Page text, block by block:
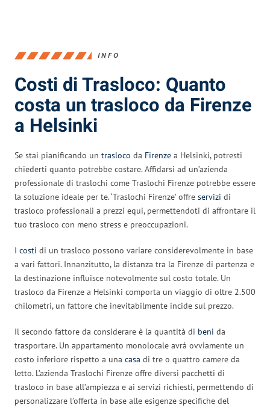
INFO
Costi di Trasloco: Quanto
costa un trasloco da Firenze
a Helsinki
Se stai pianificando un trasloco da Firenze a Helsinki, potresti
chiederti quanto potrebbe costare. Affidarsi ad un’azienda
professionale di traslochi come Traslochi Firenze potrebbe essere
la soluzione ideale per te. ‘Traslochi Firenze’ offre servizi di
trasloco professionali a prezzi equi, permettendoti di affrontare il
tuo trasloco con meno stress e preoccupazioni.
I costi di un trasloco possono variare considerevolmente in base
a vari fattori. Innanzitutto, la distanza tra la Firenze di partenza e
la destinazione influisce notevolmente sul costo totale. Un
trasloco da Firenze a Helsinki comporta un viaggio di oltre 2.500
chilometri, un fattore che inevitabilmente incide sul prezzo.
Il secondo fattore da considerare è la quantità di beni da
trasportare. Un appartamento monolocale avrà ovviamente un
costo inferiore rispetto a una casa di tre o quattro camere da
letto. L’azienda Traslochi Firenze offre diversi pacchetti di
trasloco in base all’ampiezza e ai servizi richiesti, permettendo di
personalizzare l’offerta in base alle esigenze specifiche del